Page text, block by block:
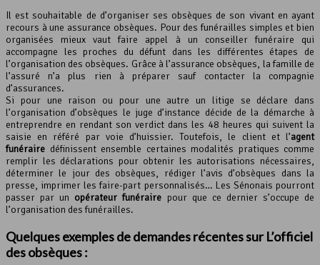
Il est souhaitable de d’organiser ses obsèques de son vivant en ayant
recours à une assurance obsèques. Pour des funérailles simples et bien
organisées mieux vaut faire appel à un conseiller funéraire qui
accompagne les proches du défunt dans les différentes étapes de
l’organisation des obsèques. Grâce à l’assurance obsèques, la famille de
l’assuré n’a plus rien à préparer sauf contacter la compagnie
d’assurances.
Si pour une raison ou pour une autre un litige se déclare dans
l’organisation d’obsèques le juge d’instance décide de la démarche à
entreprendre en rendant son verdict dans les 48 heures qui suivent la
saisie en référé par voie d’huissier. Toutefois, le client et l’agent
funéraire définissent ensemble certaines modalités pratiques comme
remplir les déclarations pour obtenir les autorisations nécessaires,
déterminer le jour des obsèques, rédiger l’avis d’obsèques dans la
presse, imprimer les faire-part personnalisés… Les Sénonais pourront
passer par un opérateur funéraire pour que ce dernier s’occupe de
l’organisation des funérailles.
Quelques exemples de demandes récentes sur L’officiel
des obsèques :